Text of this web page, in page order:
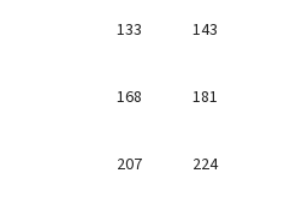
133 143
168 181
207 224